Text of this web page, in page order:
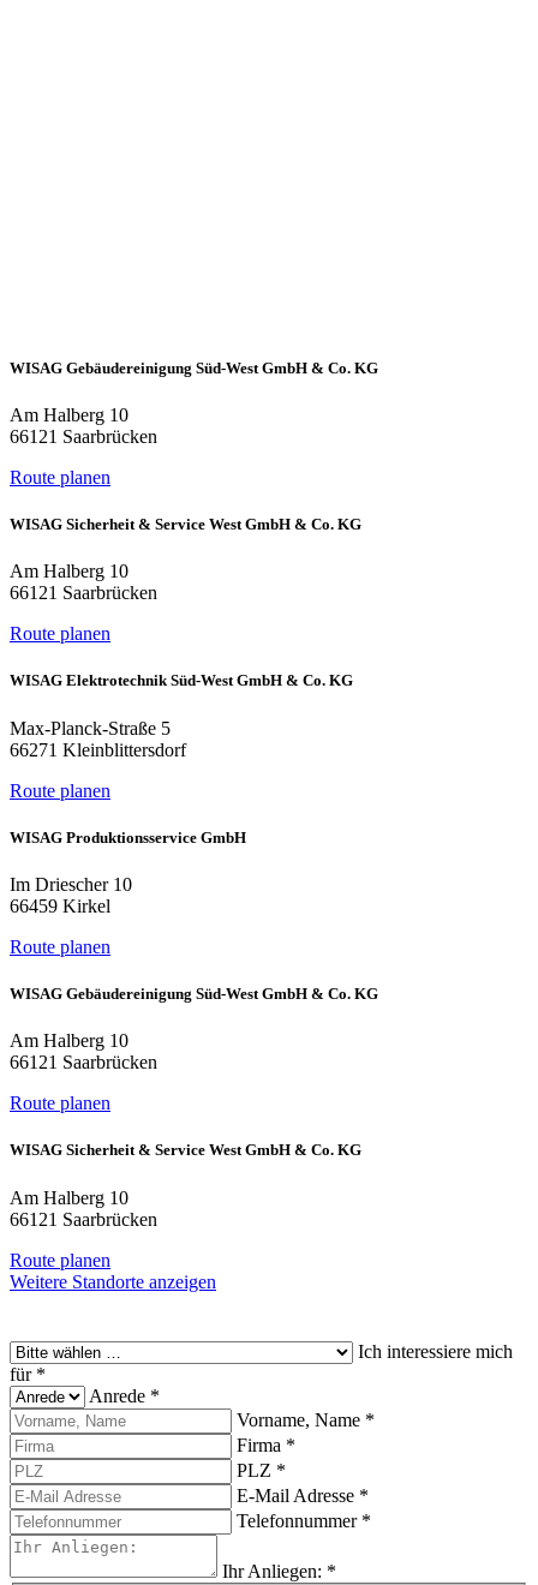
WISAG Gebäudereinigung Süd-West GmbH & Co. KG
Am Halberg 10
66121 Saarbrücken
Route planen
WISAG Sicherheit & Service West GmbH & Co. KG
Am Halberg 10
66121 Saarbrücken
Route planen
WISAG Elektrotechnik Süd-West GmbH & Co. KG
Max-Planck-Straße 5
66271 Kleinblittersdorf
Route planen
WISAG Produktionsservice GmbH
Im Driescher 10
66459 Kirkel
Route planen
WISAG Gebäudereinigung Süd-West GmbH & Co. KG
Am Halberg 10
66121 Saarbrücken
Route planen
WISAG Sicherheit & Service West GmbH & Co. KG
Am Halberg 10
66121 Saarbrücken
Route planen
Weitere Standorte anzeigen
Ich interessiere mich
für *
Anrede *
Vorname, Name *
Firma *
PLZ *
E-Mail Adresse *
Telefonnummer *
Ihr Anliegen: *